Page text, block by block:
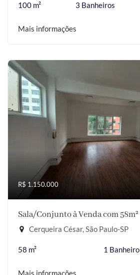
100 m² 3 Banheiros
Mais informações
R$ 1.150.000
Sala/Conjunto à Venda com 58m²
Cerqueira César, São Paulo-SP
58 m² 1 Banheiro
Mais informações